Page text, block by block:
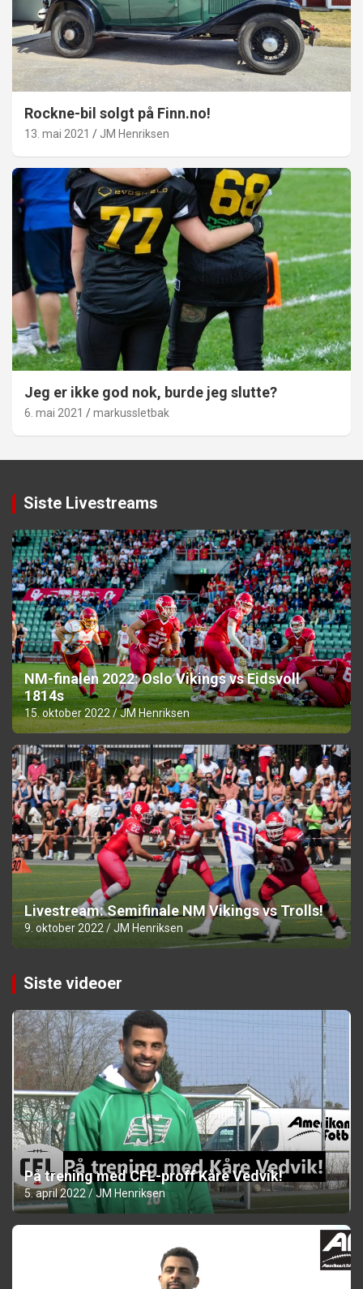
Rockne-bil solgt på Finn.no!
13. mai 2021 JM Henriksen
Jeg er ikke god nok, burde jeg slutte?
6. mai 2021 markussletbak
Siste Livestreams
NM-finalen 2022: Oslo Vikings vs Eidsvoll
1814s
15. oktober 2022 JM Henriksen
Livestream: Semifinale NM Vikings vs Trolls!
9. oktober 2022 JM Henriksen
Siste videoer
På trening med CFL-proff Kåre Vedvik!
5. april 2022 JM Henriksen